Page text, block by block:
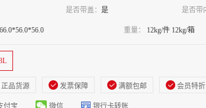
是否带盖： 是 是否带
66.0*56.0*56.0 重量： 12kg/件 12kg/箱
正品货源 发票保障 满额包邮 会员特折
付宝 微信 银行卡转账